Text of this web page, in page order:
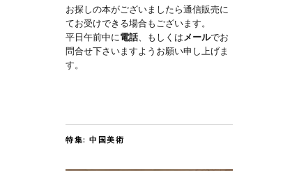
お探しの本がございましたら通信販売に
てお受けできる場合もございます。
平日午前中に電話、もしくはメールでお
問合せ下さいますようお願い申し上げま
す。
特集: 中国美術